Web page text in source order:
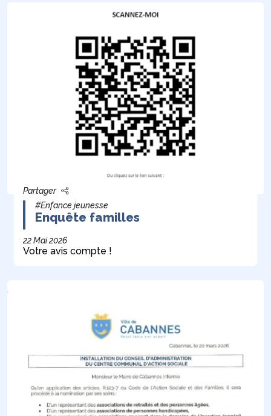
Partager
#Enfance jeunesse
Enquête familles
22 Mai 2026
Votre avis compte !